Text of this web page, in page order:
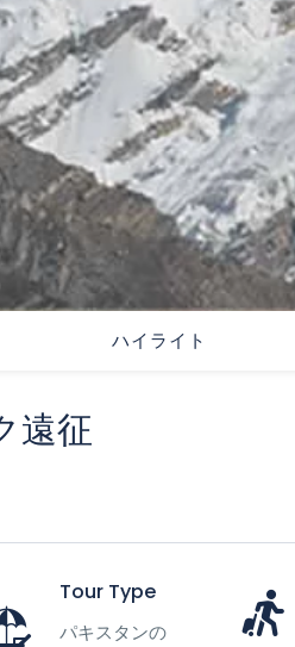
ハイライト
遠征
Tour Type
パキスタンの